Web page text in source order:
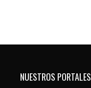
NUESTROS PORTALES